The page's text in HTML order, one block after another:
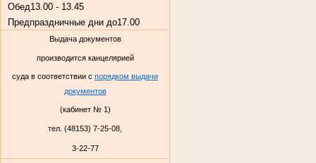
Обед13.00 - 13.45
Предпраздничные дни до17.00
Выдача документов
производится канцелярией
суда в соответствии с порядком выдачи
документов
(кабинет № 1)
тел. (48153) 7-25-08,
3-22-77